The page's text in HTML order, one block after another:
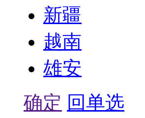
新疆
越南
雄安
确定 回单选